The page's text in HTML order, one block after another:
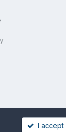
I accept